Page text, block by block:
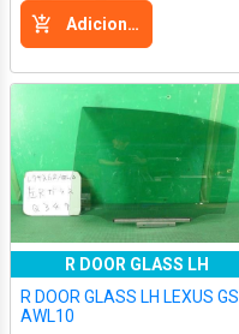
Adicione a cesta
R DOOR GLASS LH
R DOOR GLASS LH LEXUS GS
AWL10